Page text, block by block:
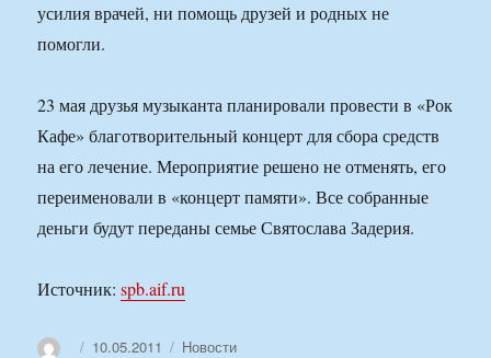
усилия врачей, ни помощь друзей и родных не
помогли.
23 мая друзья музыканта планировали провести в «Рок
Кафе» благотворительный концерт для сбора средств
на его лечение. Мероприятие решено не отменять, его
переименовали в «концерт памяти». Все собранные
деньги будут переданы семье Святослава Задерия.
Источник:spb.aif.ru
АвторОпубликовано
10.05.2011 Рубрики
Новости